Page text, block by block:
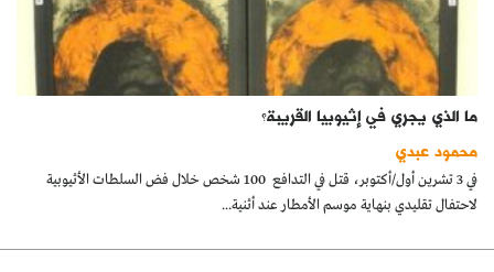
فكرة
دفاتر
بالصورة
كتّابنا
الأرشيف
ما الذي يجري في إثيوبيا القريبة؟
محمود عبدي
في 3 تشرين أول/أكتوبر، قتل في التدافع 100 شخص خلال فض السلطات الأثيوبية
لاحتفال تقليدي بنهاية موسم الأمطار عند أثنية...